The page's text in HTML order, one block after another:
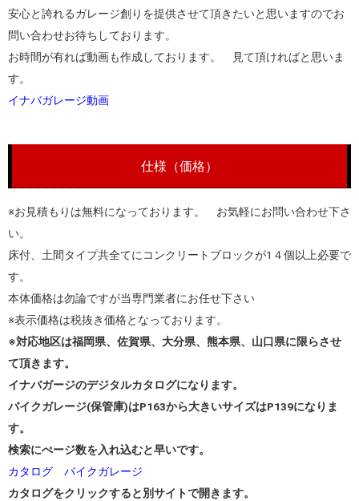
安心と誇れるガレージ創りを提供させて頂きたいと思いますのでお
問い合わせお待ちしております。
お時間が有れば動画も作成しております。 見て頂ければと思いま
す。
イナバガレージ動画
仕様（価格）
※お見積もりは無料になっております。 お気軽にお問い合わせ下さ
い。
床付、土間タイプ共全てにコンクリートブロックが1４個以上必要で
す。
本体価格は勿論ですが当専門業者にお任せ下さい
※表示価格は税抜き価格となっております。
※対応地区は福岡県、佐賀県、大分県、熊本県、山口県に限らさせ
て頂きます。
イナバガージのデジタルカタログになります。
バイクガレージ(保管庫)はP163から大きいサイズはP139になりま
す。
検索にぺージ数を入れ込むと早いです。
カタログ バイクガレージ
カタログをクリックすると別サイトで開きます。